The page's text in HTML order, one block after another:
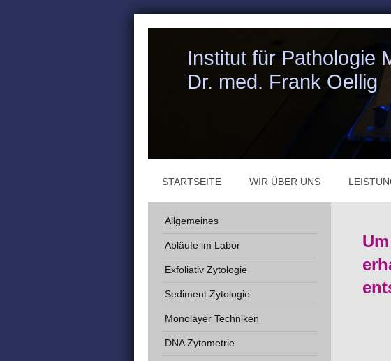
Institut für Pathologie
Dr. med. Frank Oellig
STARTSEITE WIR ÜBER UNS
Allgemeines
Abläufe im Labor
Exfoliativ Zytologie
Sediment Zytologie
Monolayer Techniken
DNA Zytometrie